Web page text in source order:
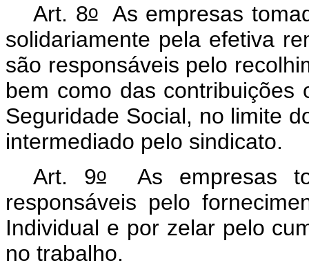
Art. 8oAs empresas
solidariamente pela efetiva
são responsáveis pelo
bem como das contribuições
Seguridade Social, no limite
intermediado pelo sindicato.
Art. 9oAs empresas
responsáveis pelo
Individual e por zelar pelo
no trabalho.